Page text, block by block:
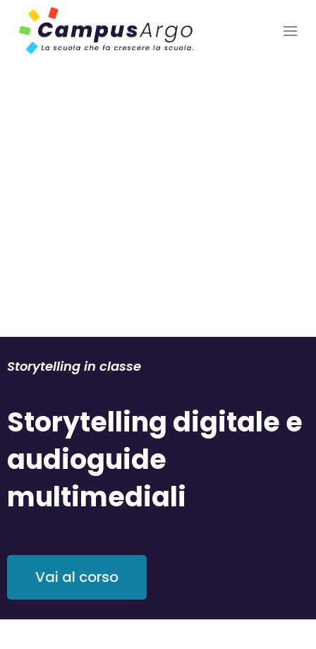
Storytelling in classe
Storytelling digitale e
audioguide
multimediali
Vai al corso